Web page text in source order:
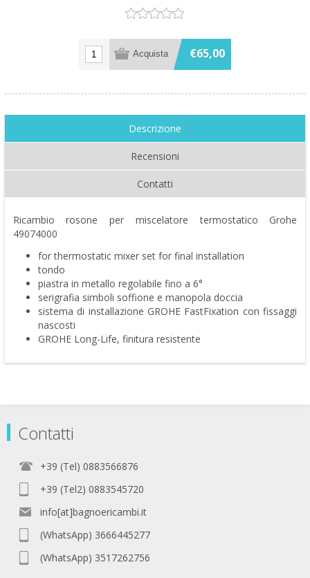
€65,00
Descrizione
Recensioni
Contatti
Ricambio rosone per miscelatore termostatico Grohe
49074000
for thermostatic mixer set for final installation
tondo
piastra in metallo regolabile fino a 6°
serigrafia simboli soffione e manopola doccia
sistema di installazione GROHE FastFixation con fissaggi
nascosti
GROHE Long-Life, finitura resistente
Contatti
+39 (Tel) 0883566876
+39 (Tel2) 0883545720
info[at]bagnoericambi.it
(WhatsApp) 3666445277
(WhatsApp) 3517262756